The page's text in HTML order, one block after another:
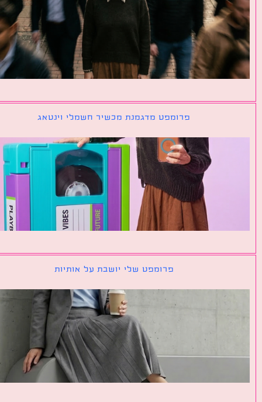
פרומפט מדגמנת מכשיר חשמלי וינטאג
פרומפט שלי יושבת על אותיות